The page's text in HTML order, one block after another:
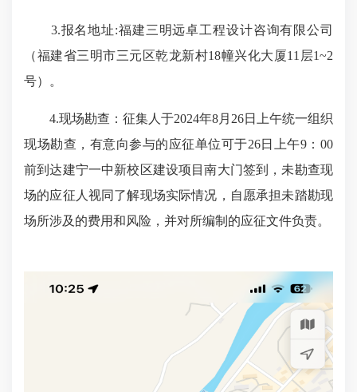
3.报名地址:福建三明远卓工程设计咨询有限公司
（福建省三明市三元区乾龙新村18幢兴化大厦11层1~2
号）。
4.现场勘查：征集人于2024年8月26日上午统一组织
现场勘查，有意向参与的应征单位可于26日上午9：00
前到达建宁一中新校区建设项目南大门签到，未勘查现
场的应征人视同了解现场实际情况，自愿承担未踏勘现
场所涉及的费用和风险，并对所编制的应征文件负责。